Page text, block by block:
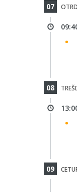
07
08
09